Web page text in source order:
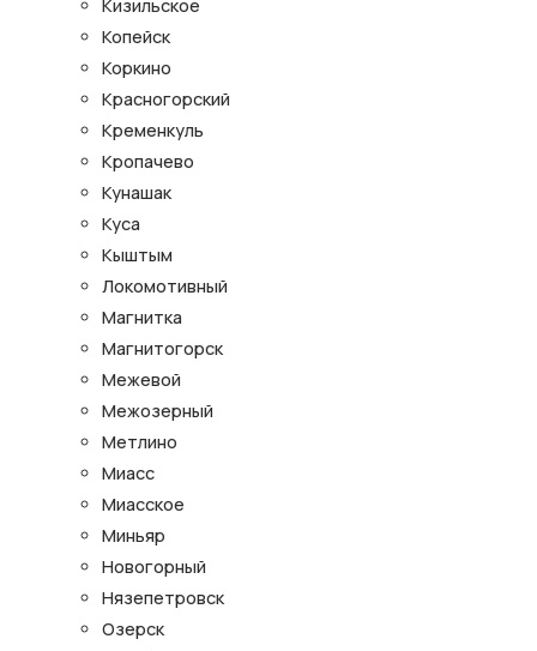
Кизильское
Копейск
Коркино
Красногорский
Кременкуль
Кропачево
Кунашак
Куса
Кыштым
Локомотивный
Магнитка
Магнитогорск
Межевой
Межозерный
Метлино
Миасс
Миасское
Миньяр
Новогорный
Нязепетровск
Озерск